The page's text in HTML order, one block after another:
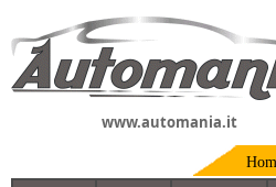
www.automania.it